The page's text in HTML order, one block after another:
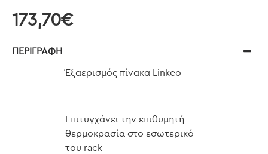
173,70€
ΠΕΡΙΓΡΑΦΉ
Έξαερισμός πίνακα Linkeo
Επιτυγχάνει την επιθυμητή
θερμοκρασία στο εσωτερικό
του rack